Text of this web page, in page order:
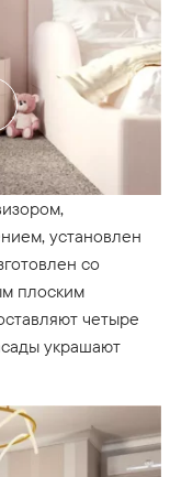
установлен
со
плоским
четыре
украшают